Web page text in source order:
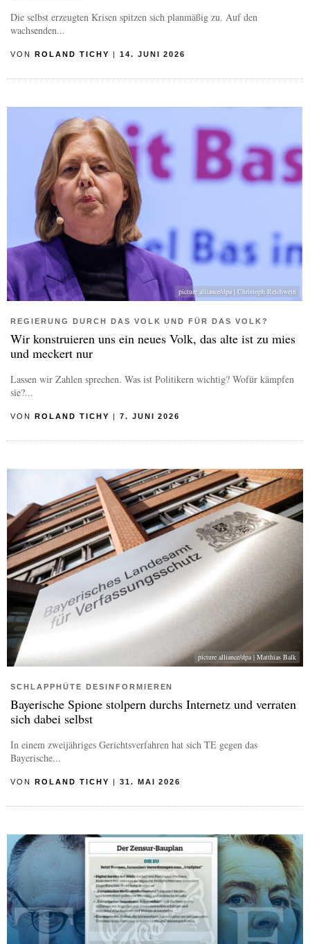
Die selbst erzeugten Krisen spitzen sich planmäßig zu. Auf den
wachsenden...
VON ROLAND TICHY | 14. JUNI 2026
picture alliance/dpa | Christoph Reichwein
REGIERUNG DURCH DAS VOLK UND FÜR DAS VOLK?
Wir konstruieren uns ein neues Volk, das alte ist zu mies
und meckert nur
Lassen wir Zahlen sprechen. Was ist Politikern wichtig? Wofür kämpfen
sie?...
VON ROLAND TICHY | 7. JUNI 2026
picture alliance/dpa | Matthias Balk
SCHLAPPHÜTE DESINFORMIEREN
Bayerische Spione stolpern durchs Internetz und verraten
sich dabei selbst
In einem zweijähriges Gerichtsverfahren hat sich TE gegen das
Bayerische...
VON ROLAND TICHY 31. MAI 2026